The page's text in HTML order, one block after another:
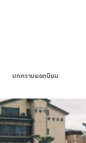
บทความยอดนิยม